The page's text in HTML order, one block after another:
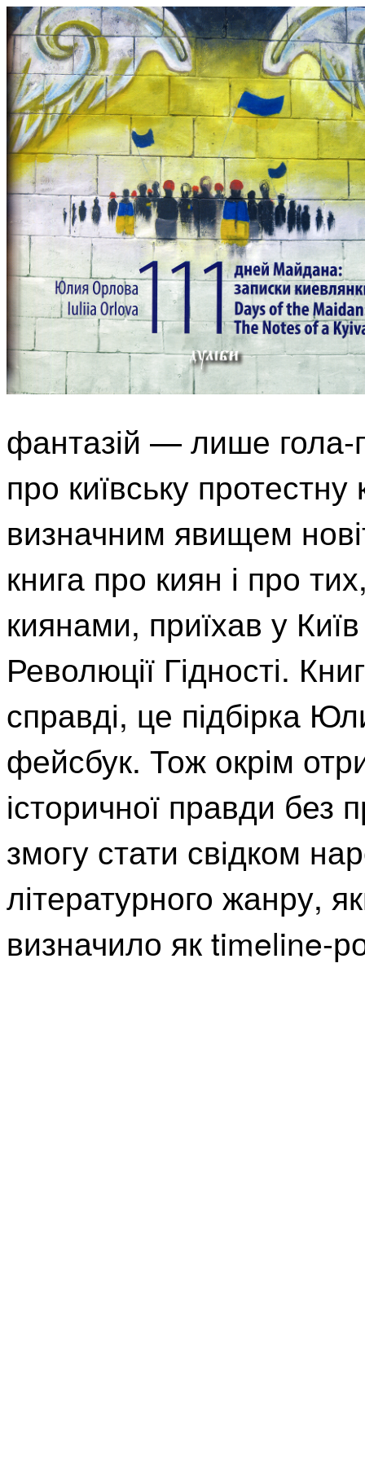
фантазій — лише гола-
про київську
визначним явищем
книга про киян і про
киянами, приїхав у
Революції Гідності.
справді, це підбірка
фейсбук. Тож окрім
історичної правди без
змогу стати свідком
літературного жанру,
визначило як timeline-